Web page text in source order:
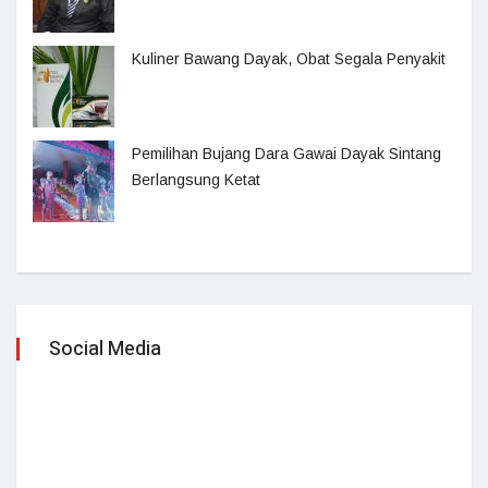
Kuliner Bawang Dayak, Obat Segala Penyakit
Pemilihan Bujang Dara Gawai Dayak Sintang
Berlangsung Ketat
Social Media